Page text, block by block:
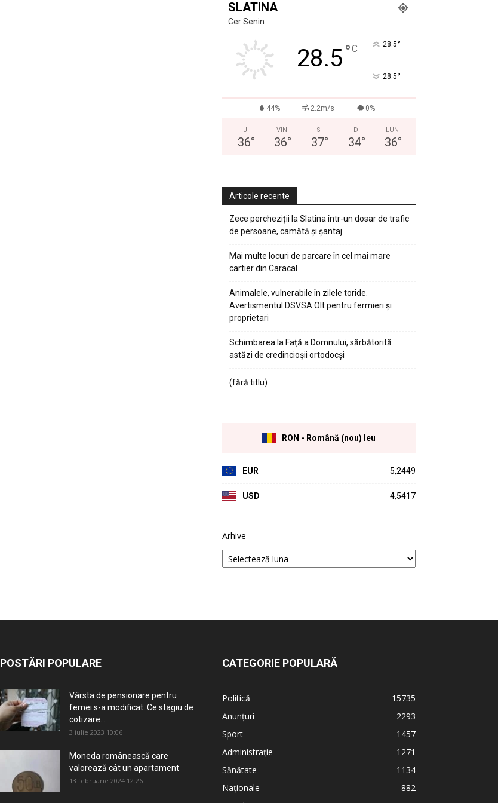
SLATINA
Cer Senin
28.5°C 28.5°
28.5°
44% 2.2m/s 0%
J
36°
VIN
36°
S
37°
D
34°
LUN
36°
Articole recente
Zece percheziții la Slatina într-un dosar de trafic
de persoane, camătă și șantaj
Mai multe locuri de parcare în cel mai mare
cartier din Caracal
Animalele, vulnerabile în zilele toride.
Avertismentul DSVSA Olt pentru fermieri și
proprietari
Schimbarea la Față a Domnului, sărbătorită
astăzi de credincioșii ortodocși
(fără titlu)
RON - Română (nou) leu
EUR 5,2449
USD 4,5417
Arhive
POSTĂRI POPULARE
Vârsta de pensionare pentru
femei s-a modificat. Ce stagiu de
cotizare...
3 iulie 2023 10:06
Moneda românească care
valorează cât un apartament
13 februarie 2024 12:26
CATEGORIE POPULARĂ
Politică
15735
Anunțuri
2293
Sport
1457
Administrație
1271
Sănătate
1134
Naționale
882